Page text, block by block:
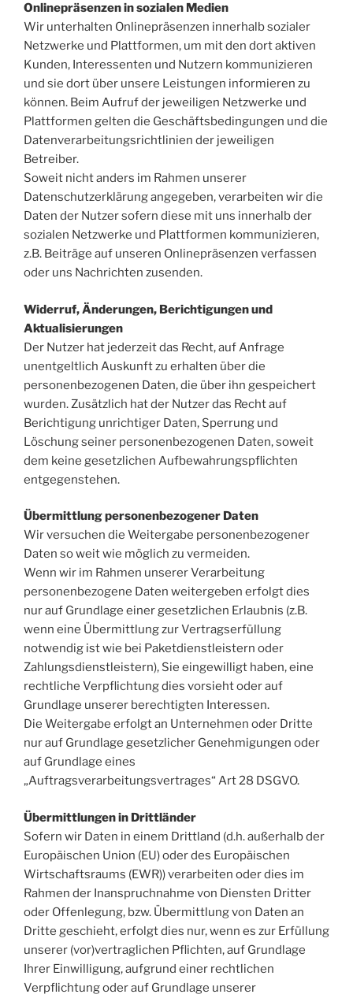
Onlinepräsenzen in sozialen Medien
Wir unterhalten Onlinepräsenzen innerhalb sozialer
Netzwerke und Plattformen, um mit den dort aktiven
Kunden, Interessenten und Nutzern kommunizieren
und sie dort über unsere Leistungen informieren zu
können. Beim Aufruf der jeweiligen Netzwerke und
Plattformen gelten die Geschäftsbedingungen und die
Datenverarbeitungsrichtlinien der jeweiligen
Betreiber.
Soweit nicht anders im Rahmen unserer
Datenschutzerklärung angegeben, verarbeiten wir die
Daten der Nutzer sofern diese mit uns innerhalb der
sozialen Netzwerke und Plattformen kommunizieren,
z.B. Beiträge auf unseren Onlinepräsenzen verfassen
oder uns Nachrichten zusenden.
Widerruf, Änderungen, Berichtigungen und
Aktualisierungen
Der Nutzer hat jederzeit das Recht, auf Anfrage
unentgeltlich Auskunft zu erhalten über die
personenbezogenen Daten, die über ihn gespeichert
wurden. Zusätzlich hat der Nutzer das Recht auf
Berichtigung unrichtiger Daten, Sperrung und
Löschung seiner personenbezogenen Daten, soweit
dem keine gesetzlichen Aufbewahrungspflichten
entgegenstehen.
Übermittlung personenbezogener Daten
Wir versuchen die Weitergabe personenbezogener
Daten so weit wie möglich zu vermeiden.
Wenn wir im Rahmen unserer Verarbeitung
personenbezogene Daten weitergeben erfolgt dies
nur auf Grundlage einer gesetzlichen Erlaubnis (z.B.
wenn eine Übermittlung zur Vertragserfüllung
notwendig ist wie bei Paketdienstleistern oder
Zahlungsdienstleistern), Sie eingewilligt haben, eine
rechtliche Verpflichtung dies vorsieht oder auf
Grundlage unserer berechtigten Interessen.
Die Weitergabe erfolgt an Unternehmen oder Dritte
nur auf Grundlage gesetzlicher Genehmigungen oder
auf Grundlage eines
„Auftragsverarbeitungsvertrages“ Art 28 DSGVO.
Übermittlungen in Drittländer
Sofern wir Daten in einem Drittland (d.h. außerhalb der
Europäischen Union (EU) oder des Europäischen
Wirtschaftsraums (EWR)) verarbeiten oder dies im
Rahmen der Inanspruchnahme von Diensten Dritter
oder Offenlegung, bzw. Übermittlung von Daten an
Dritte geschieht, erfolgt dies nur, wenn es zur Erfüllung
unserer (vor)vertraglichen Pflichten, auf Grundlage
Ihrer Einwilligung, aufgrund einer rechtlichen
Verpflichtung oder auf Grundlage unserer